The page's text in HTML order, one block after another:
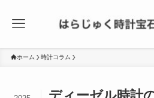
ホーム 時計コラム